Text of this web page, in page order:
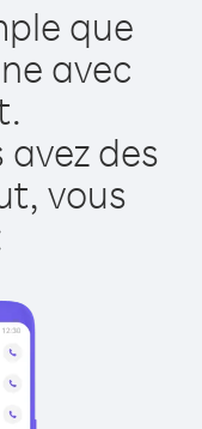
que
avec
avez des
vous